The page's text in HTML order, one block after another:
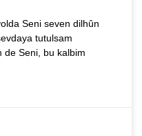
Seni seven dilhûn
tutulsam
de Seni, bu kalbim